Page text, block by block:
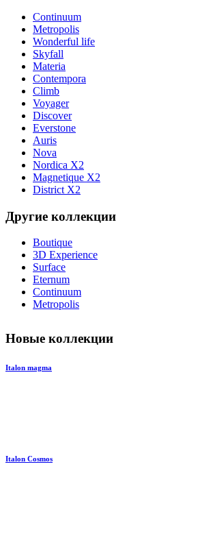
Continuum
Metropolis
Wonderful life
Skyfall
Materia
Contempora
Climb
Voyager
Discover
Everstone
Auris
Nova
Nordica X2
Magnetique X2
District X2
Другие коллекции
Boutique
3D Experience
Surface
Eternum
Continuum
Metropolis
Новые коллекции
Italon magma
Italon Cosmos